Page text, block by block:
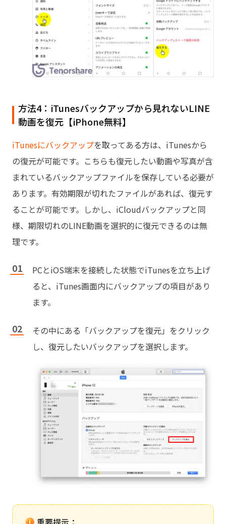
方法4：iTunesバックアップから見れないLINE
動画を復元【iPhone無料】
iTunesにバックアップを取ってある方は、iTunesから
の復元が可能です。こちらも復元したい動画や写真が含
まれているバックアップファイルを保存している必要が
あります。有効期限が切れたファイルがあれば、復元す
ることが可能です。しかし、iCloudバックアップと同
様、期限切れのLINE動画を選択的に復元できるのは無
理です。
PCとiOS端末を接続した状態でiTunesを立ち上げ
ると、iTunes画面内にバックアップの項目があり
ます。
その中にある「バックアップを復元」をクリック
し、復元したいバックアップを選択します。